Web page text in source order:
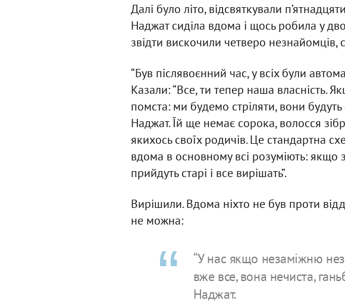
Далі було літо, відсвяткували
Наджат сиділа вдома і щось робила у
звідти вискочили четверо
“Був післявоєнний час, у всіх були
Казали: “Все, ти тепер наша власність.
помста: ми будемо стріляти, вони
Наджат. Їй ще немає сорока, волосся
якихось своїх родичів. Це стандартна
вдома в основному всі розуміють: якщо
прийдуть старі і все вирішать”.
Вирішили. Вдома ніхто не був проти
не можна:
“У нас якщо незаміжню
вже все, вона нечиста,
Наджат.